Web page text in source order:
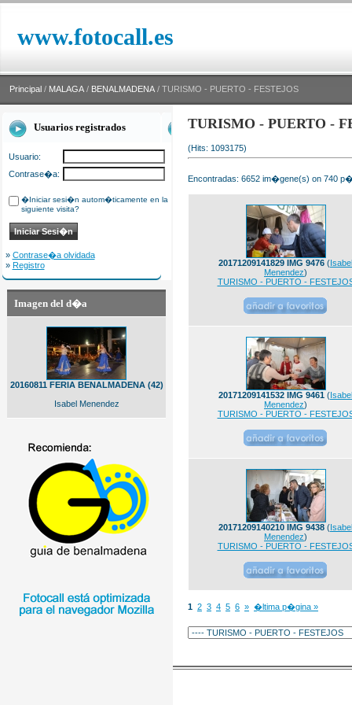
www.fotocall.es
Principal / MALAGA / BENALMADENA / TURISMO - PUERTO - FESTEJOS
Usuarios registrados
Usuario:
Contrase�a:
�Iniciar sesi�n autom�ticamente en la
siguiente visita?
» Contrase�a olvidada
» Registro
Imagen del d�a
20160811 FERIA BENALMADENA (42)
Isabel Menendez
TURISMO - PUERTO -
(Hits: 1093175)
Encontradas: 6652 im�gene(s) on 740
20171209141829 IMG 9476 (Isabel
Menendez)
TURISMO - PUERTO -
20171209141532 IMG 9461 (Isabel
Menendez)
TURISMO - PUERTO -
20171209140210 IMG 9438 (Isabel
Menendez)
TURISMO - PUERTO -
1 2 3 4 5 6 » �ltima p�gina »